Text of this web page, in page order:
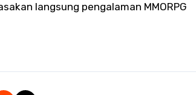
langsung pengalaman MMORPG